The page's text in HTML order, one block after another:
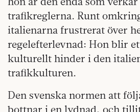
trafikreglerna. Runt
italienarna frustrerat över
regelefterlevnad: Hon blir
kulturellt hinder i den
trafikkulturen.
Den svenska normen att
bottnar i en lydnad, och